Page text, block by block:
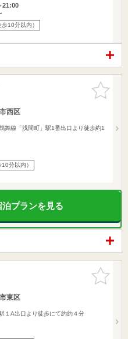
21:00
10分以内）
お気に入
りに追加
西区
舞線「浅間町」駅1番出口より徒歩約1
分以内）
プランを見る
お気に入
りに追加
東区
１A出口より徒歩にて約約４分